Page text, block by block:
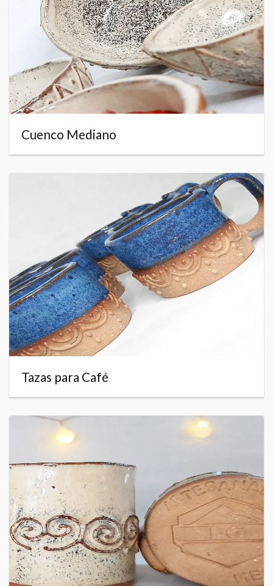
Cuenco Mediano
Tazas para Café